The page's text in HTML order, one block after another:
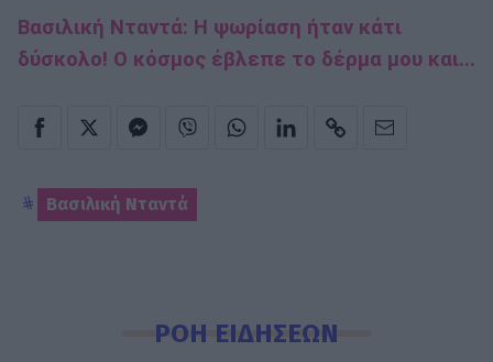
Βασιλική Νταντά: Η ψωρίαση ήταν κάτι
δύσκολο! Ο κόσμος έβλεπε το δέρμα μου και...
Βασιλική Νταντά
ΡΟΗ ΕΙΔΗΣΕΩΝ